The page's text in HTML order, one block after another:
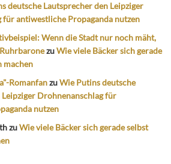
deutsche Lautsprecher den Leipziger
für antiwestliche Propaganda nutzen
Wenn die Stadt nur noch mäht,
zuWie viele Bäcker sich gerade
machen
RomanfanzuWie Putins deutsche
Drohnenanschlag für
nutzen
zuWie viele Bäcker sich gerade selbst